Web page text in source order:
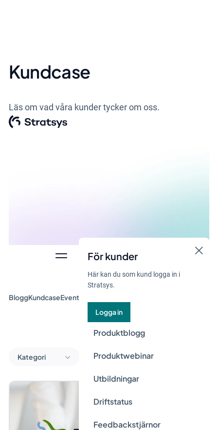
För kunder
Här kan du som kund logga in i
Stratsys.
Logga in
Produktblogg
Produktwebinar
Utbildningar
Driftstatus
Feedbackstjärnor
Kundcase
Läs om vad våra kunder tycker om oss.
BloggKundcaseEvent & Webinar
Kategori